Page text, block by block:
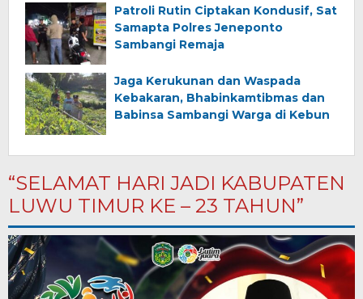
Patroli Rutin Ciptakan Kondusif, Sat
Samapta Polres Jeneponto
Sambangi Remaja
Jaga Kerukunan dan Waspada
Kebakaran, Bhabinkamtibmas dan
Babinsa Sambangi Warga di Kebun
“SELAMAT HARI JADI KABUPATEN
LUWU TIMUR KE – 23 TAHUN”